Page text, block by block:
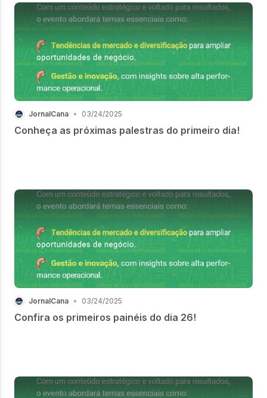
JornalCana • 03/24/2025
Conheça as próximas palestras do primeiro dia!
JornalCana • 03/24/2025
Confira os primeiros painéis do dia 26!